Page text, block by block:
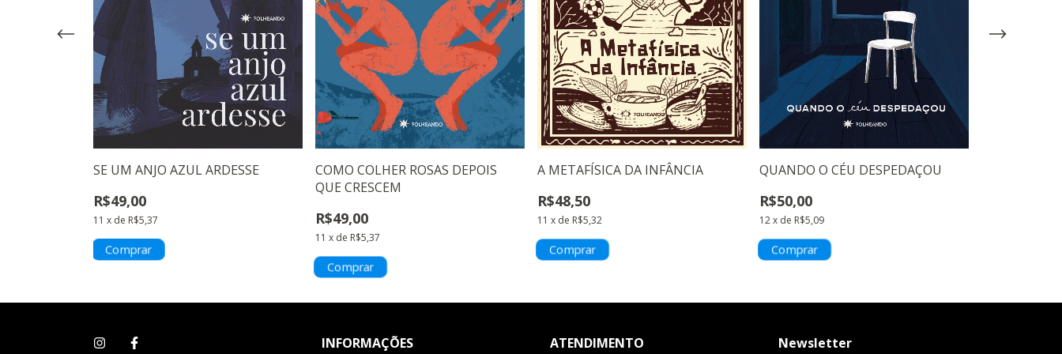
SE UM ANJO AZUL ARDESSE
R$49,00
11 x de R$5,37
COMO COLHER ROSAS DEPOIS
QUE CRESCEM
R$49,00
11 x de R$5,37
A METAFÍSICA DA INFÂNCIA
R$48,50
11 x de R$5,32
QUANDO O CÉU DESPEDAÇOU
R$50,00
12x de R$5,09
INFORMAÇÕES ATENDIMENTO Newsletter